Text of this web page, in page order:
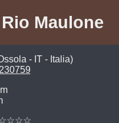
Maulone
- IT - Italia)